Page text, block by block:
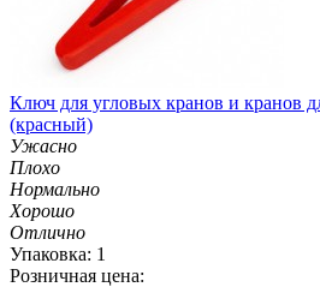
Ключ для угловых кранов и кранов
(красный)
Ужасно
Плохо
Нормально
Хорошо
Отлично
Упаковка: 1
Розничная цена: